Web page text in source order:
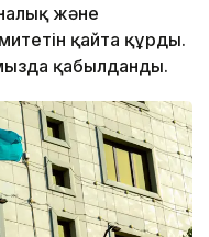
және
қайта құрды.
қабылданды.